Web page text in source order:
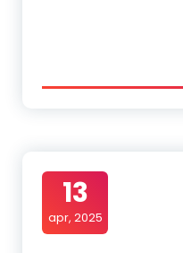
13
apr, 2025